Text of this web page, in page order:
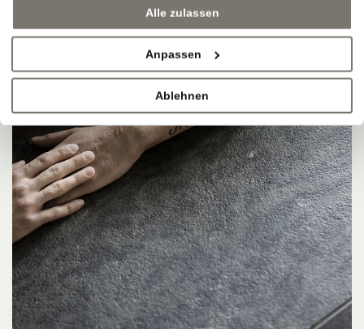
Alle zulassen
Anpassen
Ablehnen